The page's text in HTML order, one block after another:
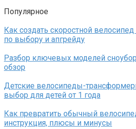
Популярное
Как создать скоростной
по выбору и апгрейду
Разбор ключевых моделей
обзор
Детские велосипеды-
выбор для детей от 1 года
Как превратить обычный
инструкция, плюсы и минусы